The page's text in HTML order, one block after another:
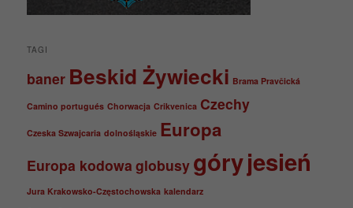
TAGI
baner Beskid Żywiecki Brama Pravčická
Camino portugués Chorwacja Crikvenica Czechy
Czeska Szwajcaria dolnośląskie Europa
Europa kodowa globusy góryjesień
Jura Krakowsko-Częstochowska kalendarz